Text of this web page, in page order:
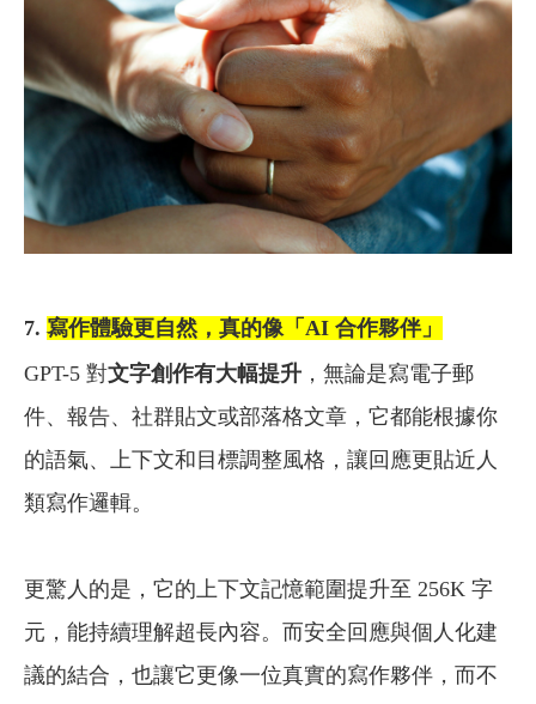
7.寫作體驗更自然，真的像「AI 合作夥伴」
GPT-5 對文字創作有大幅提升 ，無論是寫電子郵
件、報告、社群貼文或部落格文章，它都能根據你
的語氣、上下文和目標調整風格，讓回應更貼近人
類寫作邏輯。
更驚人的是，它的上下文記憶範圍提升至 256K 字
元，能持續理解超長內容。而安全回應與個人化建
議的結合，也讓它更像一位真實的寫作夥伴，而不